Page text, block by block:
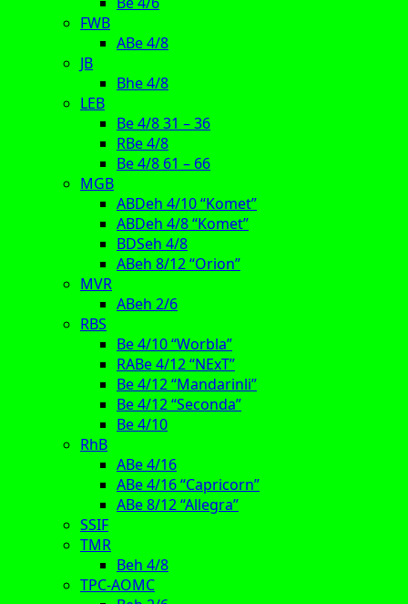
FWB
ABe 4/8
JB
Bhe 4/8
LEB
Be 4/8 31 – 36
RBe 4/8
Be 4/8 61 – 66
MGB
ABDeh 4/10 “Komet”
ABDeh 4/8 “Komet”
BDSeh 4/8
ABeh 8/12 “Orion”
MVR
ABeh 2/6
RBS
Be 4/10 “Worbla”
RABe 4/12 “NExT”
Be 4/12 “Mandarinli”
Be 4/12 “Seconda”
Be 4/10
RhB
ABe 4/16
ABe 4/16 “Capricorn”
ABe 8/12 “Allegra”
SSIF
TMR
Beh 4/8
TPC-AOMC